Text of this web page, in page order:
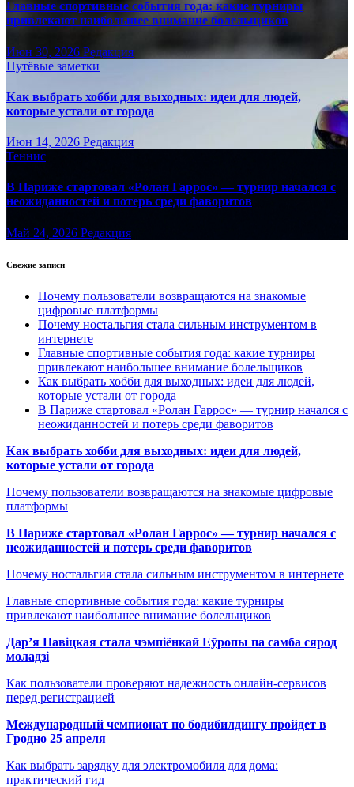
Главные спортивные события года: какие турниры
привлекают наибольшее внимание болельщиков
Июн 30, 2026 Редакция
Путёвые заметки
Как выбрать хобби для выходных: идеи для людей,
которые устали от города
Июн 14, 2026 Редакция
Теннис
В Париже стартовал «Ролан Гаррос» — турнир начался с
неожиданностей и потерь среди фаворитов
Май 24, 2026 Редакция
Свежие записи
Почему пользователи возвращаются на знакомые
цифровые платформы
Почему ностальгия стала сильным инструментом в
интернете
Главные спортивные события года: какие турниры
привлекают наибольшее внимание болельщиков
Как выбрать хобби для выходных: идеи для людей,
которые устали от города
В Париже стартовал «Ролан Гаррос» — турнир начался с
неожиданностей и потерь среди фаворитов
Как выбрать хобби для выходных: идеи для людей,
которые устали от города
Почему пользователи возвращаются на знакомые цифровые
платформы
В Париже стартовал «Ролан Гаррос» — турнир начался с
неожиданностей и потерь среди фаворитов
Почему ностальгия стала сильным инструментом в интернете
Главные спортивные события года: какие турниры
привлекают наибольшее внимание болельщиков
Дар’я Навіцкая стала чэмпіёнкай Еўропы па самба сярод
моладзі
Как пользователи проверяют надежность онлайн-сервисов
перед регистрацией
Международный чемпионат по бодибилдингу пройдет в
Гродно 25 апреля
Как выбрать зарядку для электромобиля для дома:
практический гид